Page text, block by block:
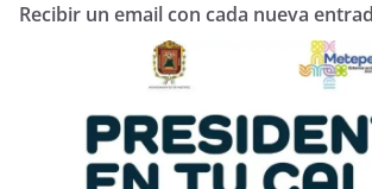
Recibir un email con cada nueva